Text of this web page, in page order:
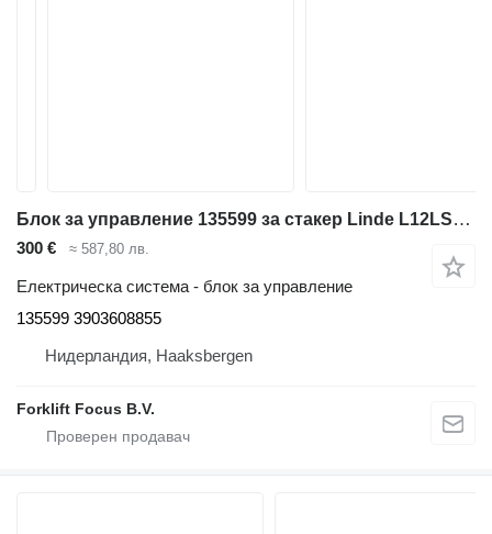
Блок за управление 135599 за стакер Linde L12LSP, Series 133
300 € ≈ 587,80 лв.
Електрическа система - блок за управление
135599 3903608855
Нидерландия, Haaksbergen
Forklift Focus B.V.